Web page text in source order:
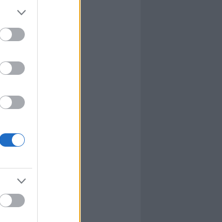
kis falunk
Mix
közt
TV
Takács Gábor
sorozat